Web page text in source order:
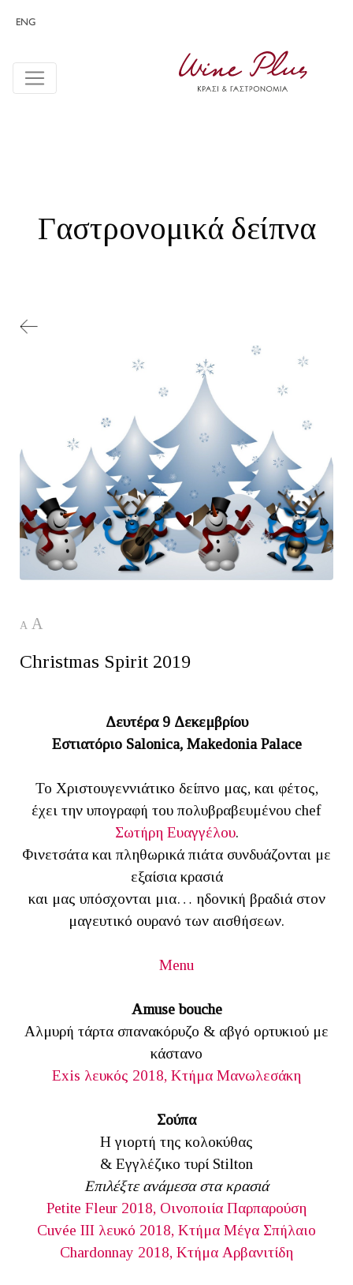
ENG
Γαστρονομικά δείπνα
A A
Christmas Spirit 2019
Δευτέρα 9 Δεκεμβρίου
Εστιατόριο Salonica, Makedonia Palace
Το Χριστουγεννιάτικο δείπνο μας, και φέτος,
έχει την υπογραφή του πολυβραβευμένου chef
Σωτήρη Ευαγγέλου.
Φινετσάτα και πληθωρικά πιάτα συνδυάζονται με
εξαίσια κρασιά
και μας υπόσχονται μια… ηδονική βραδιά στον
μαγευτικό ουρανό των αισθήσεων.
Menu
Amuse bouche
Αλμυρή τάρτα σπανακόρυζο & αβγό ορτυκιού με
κάστανο
Exis λευκός 2018, Κτήμα Μανωλεσάκη
Σούπα
Η γιορτή της κολοκύθας
& Εγγλέζικο τυρί Stilton
Επιλέξτε ανάμεσα στα κρασιά
Petite Fleur 2018, Οινοποιία Παρπαρούση
Cuvée III λευκό 2018, Κτήμα Μέγα Σπήλαιο
Chardonnay 2018, Κτήμα Αρβανιτίδη